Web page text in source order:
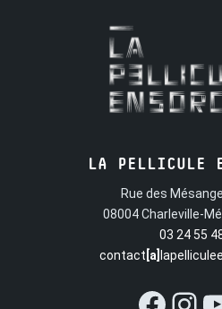
LA PELLICULE
Rue des
08004 Charleville-
03 24 55
contact [a]